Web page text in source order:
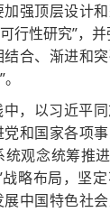
强顶层设计
行性研究”，
合、渐进和
，以习近平同
和国家各项
观念统筹推
略布局，坚
中国特色社